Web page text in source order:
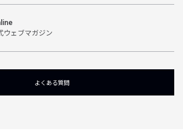
ウェブマガジン
よくある質問